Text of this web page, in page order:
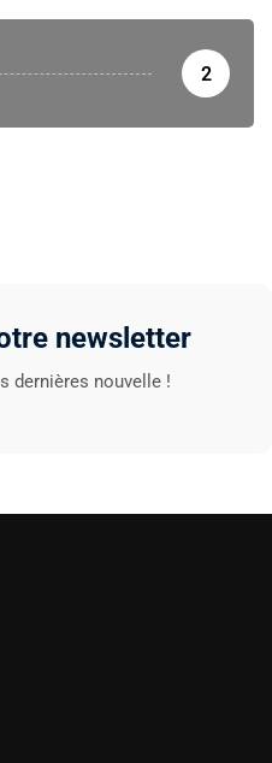
2
newsletter
dernières nouvelle !